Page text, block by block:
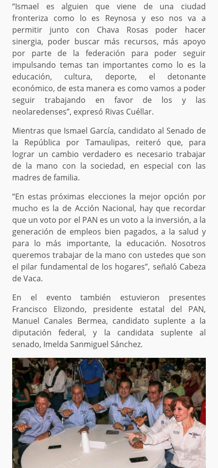
“Ismael es alguien que viene de una ciudad
fronteriza como lo es Reynosa y eso nos va a
permitir junto con Chava Rosas poder hacer
sinergia, poder buscar más recursos, más apoyo
por parte de la federación para poder seguir
impulsando temas tan importantes como lo es la
educación, cultura, deporte, el detonante
económico, de esta manera es como vamos a poder
seguir trabajando en favor de los y las
neolaredenses”, expresó Rivas Cuéllar.
Mientras que Ismael García, candidato al Senado de
la República por Tamaulipas, reiteró que, para
lograr un cambio verdadero es necesario trabajar
de la mano con la sociedad, en especial con las
madres de familia.
“En estas próximas elecciones la mejor opción por
mucho es la de Acción Nacional, hay que recordar
que un voto por el PAN es un voto a la inversión, a la
generación de empleos bien pagados, a la salud y
para lo más importante, la educación. Nosotros
queremos trabajar de la mano con ustedes que son
el pilar fundamental de los hogares”, señaló Cabeza
de Vaca.
En el evento también estuvieron presentes
Francisco Elizondo, presidente estatal del PAN,
Manuel Canales Bermea, candidato suplente a la
diputación federal, y la candidata suplente al
senado, Imelda Sanmiguel Sánchez.